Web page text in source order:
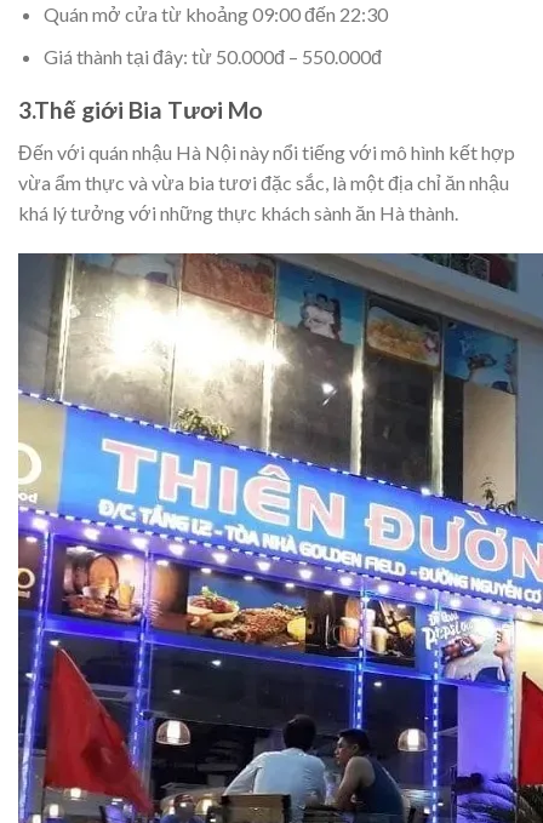
Quán mở cửa từ khoảng 09:00 đến 22:30
Giá thành tại đây: từ 50.000đ – 550.000đ
3.Thế giới Bia Tươi Mo
Đến với quán nhậu Hà Nội này nổi tiếng với mô hình kết hợp
vừa ẩm thực và vừa bia tươi đặc sắc, là một địa chỉ ăn nhậu
khá lý tưởng với những thực khách sành ăn Hà thành.